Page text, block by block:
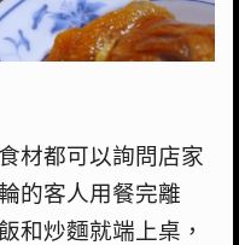
材都可以詢問店家
的客人用餐完離
和炒麵就端上桌，